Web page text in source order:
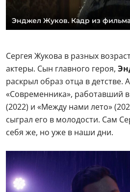
Энджел Жуков. Кадр из фильма
Сергея Жукова в разных
актеры. Сын главного героя,
раскрыл образ отца в детстве.
«Современника», работавший в
(2022) и «Между нами лето»
сыграл его в молодости. Сам
себя же, но уже в наши дни.